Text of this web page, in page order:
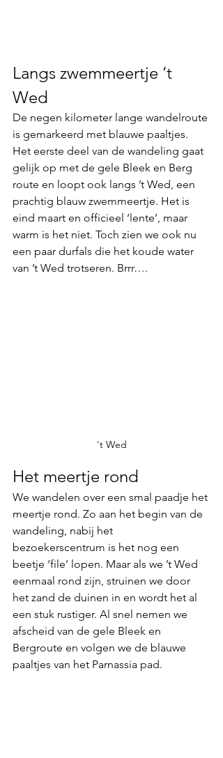
Langs zwemmeertje ‘t
Wed
De negen kilometer lange wandelroute
is gemarkeerd met blauwe paaltjes.
Het eerste deel van de wandeling gaat
gelijk op met de gele Bleek en Berg
route en loopt ook langs ’t Wed, een
prachtig blauw zwemmeertje. Het is
eind maart en officieel ‘lente’, maar
warm is het niet. Toch zien we ook nu
een paar durfals die het koude water
van ’t Wed trotseren. Brrr….
't Wed
Het meertje rond
We wandelen over een smal paadje het
meertje rond. Zo aan het begin van de
wandeling, nabij het
bezoekerscentrum is het nog een
beetje ‘file’ lopen. Maar als we ’t Wed
eenmaal rond zijn, struinen we door
het zand de duinen in en wordt het al
een stuk rustiger. Al snel nemen we
afscheid van de gele Bleek en
Bergroute en volgen we de blauwe
paaltjes van het Parnassia pad.